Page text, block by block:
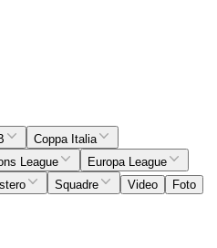
Coppa Italia
League
Europa League
Squadre Video
Foto